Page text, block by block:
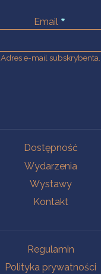
Email
Adres e-mail subskrybenta.
Dostępność
Wydarzenia
Wystawy
Kontakt
Regulamin
Polityka prywatności